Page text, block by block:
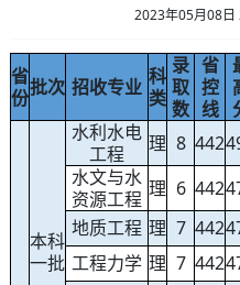
2023年05月08
省
份批次 招收专业 科
类
录
取
数
省
控
线
本科
一批
水利水电
工程
理 8 442
水文与水
资源工程 理 6 442
地质工程 理 7 442
工程力学 理 7 442